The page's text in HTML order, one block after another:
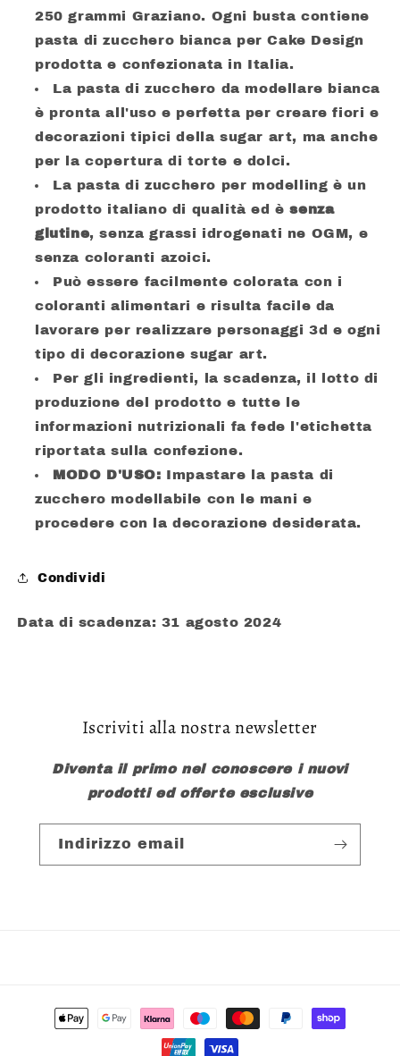
250 grammi Graziano. Ogni busta contiene
pasta di zucchero bianca per Cake Design
prodotta e confezionata in Italia.
La pasta di zucchero da modellare bianca
è pronta all'uso e perfetta per creare fiori e
decorazioni tipici della sugar art, ma anche
per la copertura di torte e dolci.
La pasta di zucchero per modelling è un
prodotto italiano di qualità ed èsenza
glutine, senza grassi idrogenati ne OGM, e
senza coloranti azoici.
Può essere facilmente colorata con i
coloranti alimentari e risulta facile da
lavorare per realizzare personaggi 3d e ogni
tipo di decorazione sugar art.
Per gli ingredienti, la scadenza, il lotto di
produzione del prodotto e tutte le
informazioni nutrizionali fa fede l'etichetta
riportata sulla confezione.
MODO D'USO: Impastare la pasta di
zucchero modellabile con le mani e
procedere con la decorazione desiderata.
Condividi
Data di scadenza: 31 agosto 2024
Iscriviti alla nostra newsletter
Diventa il primo nel conoscere i nuovi
prodotti ed offerte esclusive
Indirizzo email
Metodi